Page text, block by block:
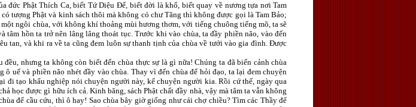
đức Phật Thích Ca, biết Tứ Diệu Ðế, biết đời là khổ, biết quay về nương tựa nơi Tam
tượng Phật và kinh sách thôi mà không có chư Tăng thì không được gọi là Tam Bảo;
ngôi chùa, với không khí thoảng mùi hương thơm, với tiếng chuông tiếng mõ, ta sẽ
hồn ta trở nên lâng lâng thoát tục. Trước khi vào chùa, ta đầy phiền não, vào đến
tan, và khi ra về ta cũng đem luôn sự thanh tịnh của chùa về tưới vào gia đình. Ðược
nhưng ta không còn biết đến chùa thực sự là gì nữa! Chúng ta đã biến cảnh chùa
uế và phiền não nhét đầy vào chùa. Thay vì đến chùa để hỏi đạo, ta lại đem chuyện
tạo khẩu nghiệp nói chuyện người này, kể chuyện người kia. Rồi cứ thế, ngày qua
học được gì hữu ích cả. Kinh băng, sách Phật chất đầy nhà, vậy mà tâm ta vẫn không
để cầu cứu, thì ô hay! Sao chùa bây giờ giống như cái chợ chiều? Tìm các Thầy để